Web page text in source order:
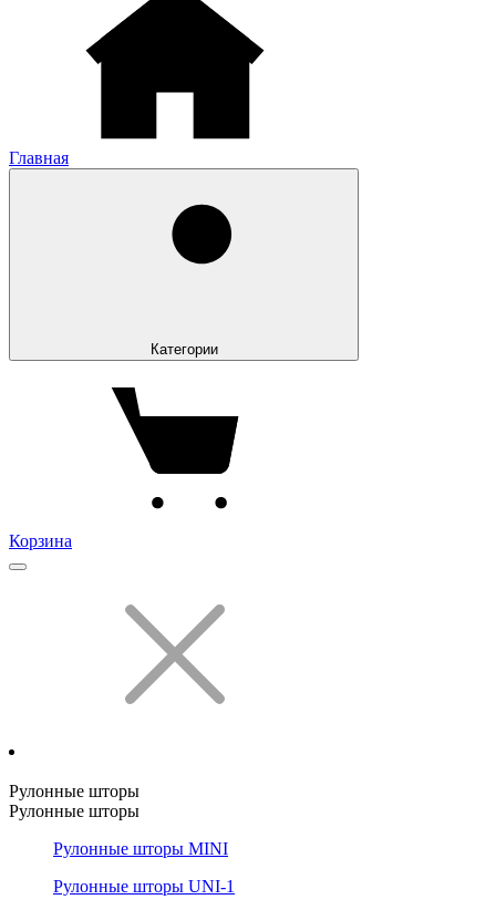
Главная
Категории
Корзина
Рулонные шторы
Рулонные шторы
Рулонные шторы MINI
Рулонные шторы UNI-1